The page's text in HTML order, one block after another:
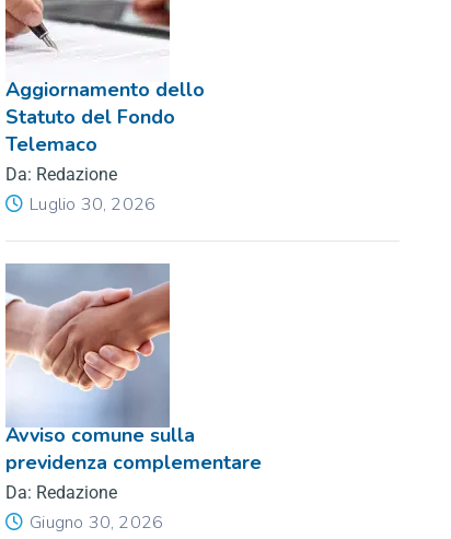
Aggiornamento dello
Statuto del Fondo
Telemaco
Da: Redazione
Luglio 30, 2026
Avviso comune sulla
previdenza complementare
Da: Redazione
Giugno 30, 2026